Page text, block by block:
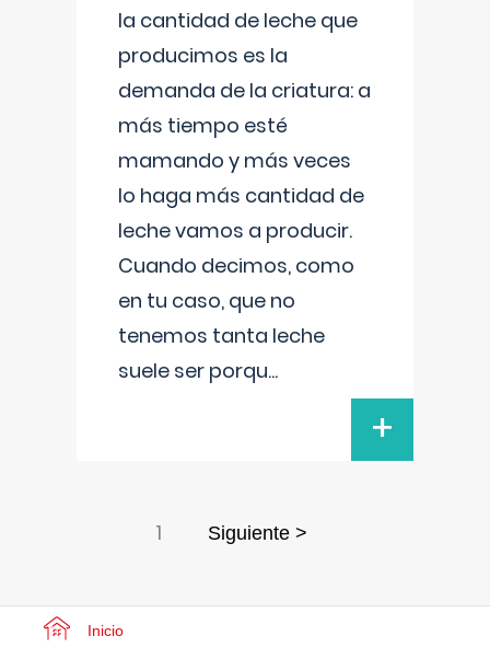
la cantidad de leche que
producimos es la
demanda de la criatura: a
más tiempo esté
mamando y más veces
lo haga más cantidad de
leche vamos a producir.
Cuando decimos, como
en tu caso, que no
tenemos tanta leche
suele ser porqu...
+
1 Siguiente >
Inicio